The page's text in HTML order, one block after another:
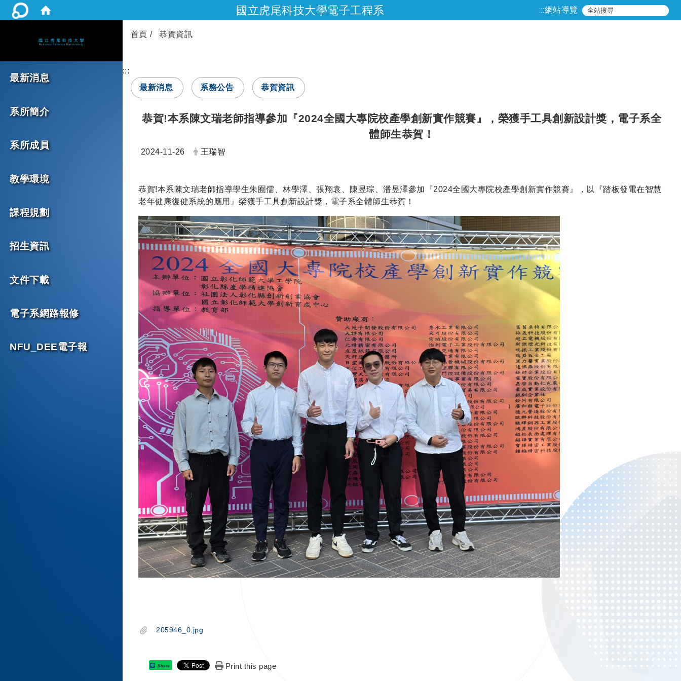
國立虎尾科技大學電子工程系 :::網站導覽
最新消息
系所簡介
系所成員
教學環境
課程規劃
招生資訊
文件下載
電子系網路報修
NFU_DEE電子報
首頁 恭賀資訊
:::
最新消息
系務公告 恭賀資訊
恭賀!本系陳文瑞老師指導參加『2024全國大專院校產學創新實作競賽』，榮獲手工具創新設計獎，電子系全
體師生恭賀！
日期：
2024-11-26 發布者：
王瑞智
恭賀!本系陳文瑞老師指導學生朱囿儒、林學澤、張翔袁、陳昱琮、潘昱澤參加『2024全國大專院校產學創新實作競賽』，以『踏板發電在智慧
老年健康復健系統的應用』榮獲手工具創新設計獎，電子系全體師生恭賀！
205946_0.jpg
Share Print this page